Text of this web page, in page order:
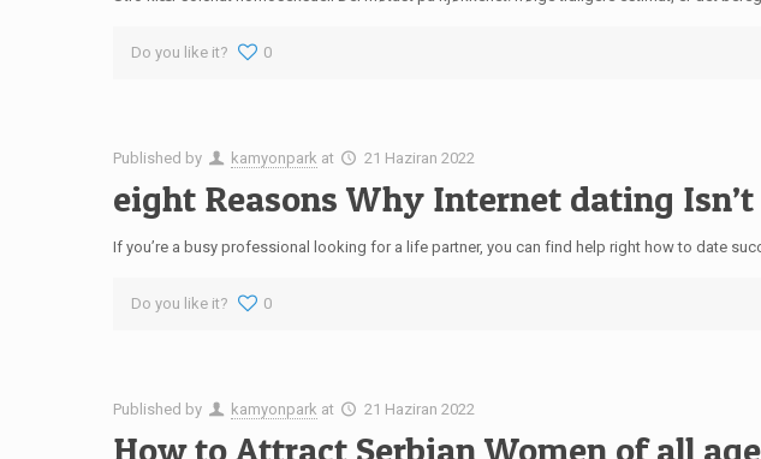
Do you like it? 0
Published by kamyonpark at 21 Haziran 2022
eight Reasons Why Internet dating
If you’re a busy professional looking for a life partner, you can find help right how to date
Do you like it? 0
Published by kamyonpark at 21 Haziran 2022
How to Attract Serbian Women of all